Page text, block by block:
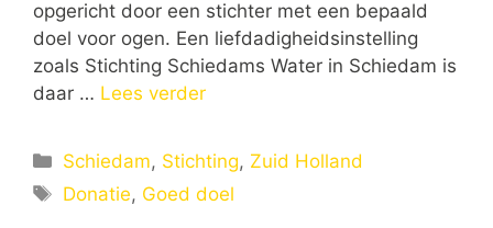
opgericht door een stichter met een bepaald
doel voor ogen. Een liefdadigheidsinstelling
zoals Stichting Schiedams Water in Schiedam is
daar … Lees verder
Categorieën
Schiedam, Stichting, Zuid Holland
Tags
Donatie, Goed doel